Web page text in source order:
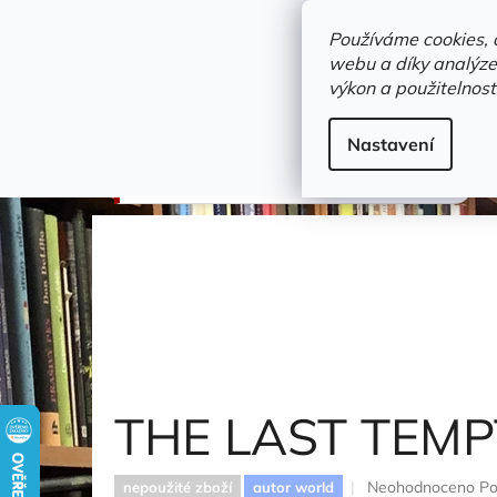
Používáme
webu a díky
výkon a
Nastavení
Novinky Trvalky a
THE LAST TEMPTATIONCooper Alice
THE LAST
nepoužité zboží autor world
Průměrné
Neohodnoceno